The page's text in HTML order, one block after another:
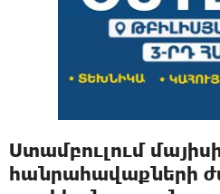
Ստամբուլում
հանրահավաքների